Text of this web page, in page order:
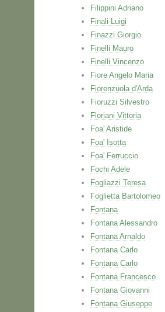
Filippini Adriano
Finali Luigi
Finazzi Giorgio
Finelli Mauro
Finelli Vincenzo
Fiore Angelo Maria
Fiorenzuola d'Arda
Fioruzzi Silvestro
Floriani Vittoria
Foa' Aristide
Foa' Isotta
Foa' Ferruccio
Fochi Adele
Fogliazzi Teresa
Foglietta Bartolomeo
Fontana
Fontana Alessandro
Fontana Arnaldo
Fontana Carlo
Fontana Carlo
Fontana Francesco
Fontana Giovanni
Fontana Giuseppe